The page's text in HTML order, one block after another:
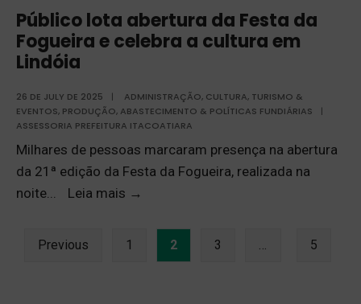
Público lota abertura da Festa da
Fogueira e celebra a cultura em
Lindóia
26 DE JULY DE 2025 | ADMINISTRAÇÃO, CULTURA, TURISMO &
EVENTOS, PRODUÇÃO, ABASTECIMENTO & POLÍTICAS FUNDIÁRIAS
|
ASSESSORIA PREFEITURA ITACOATIARA
Milhares de pessoas marcaram presença na abertura
da 21ª edição da Festa da Fogueira, realizada na
noite... Leia mais →
Previous 1 2 3 … 5